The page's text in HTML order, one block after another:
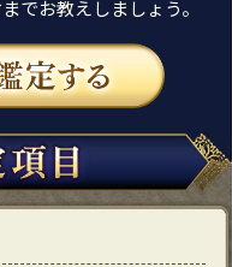
でお教えしましょう。